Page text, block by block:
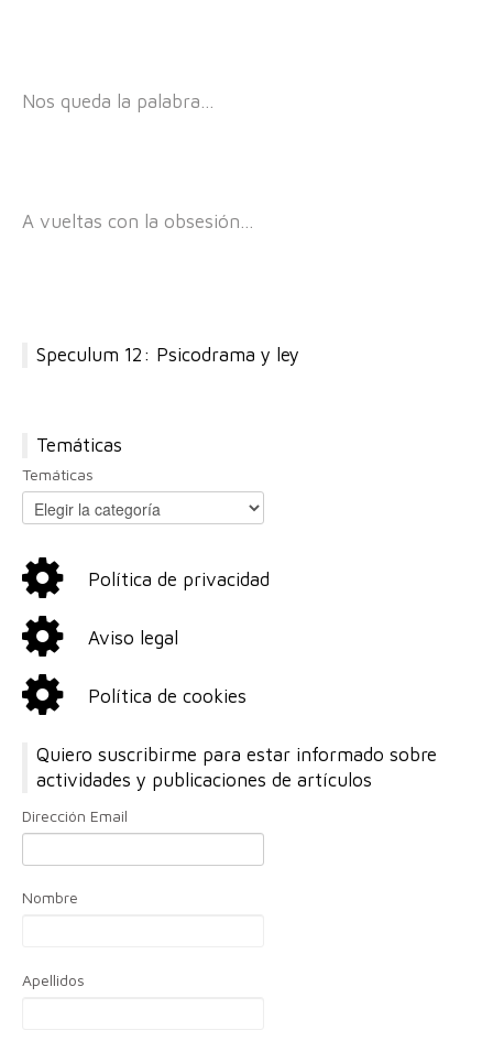
Nos queda la palabra…
A vueltas con la obsesión…
Speculum 12: Psicodrama y ley
Temáticas
Temáticas
Política de privacidad
Aviso legal
Política de cookies
Quiero suscribirme para estar informado sobre
actividades y publicaciones de artículos
Dirección Email
Nombre
Apellidos